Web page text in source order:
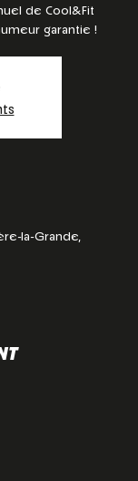
de Cool&Fit
garantie !
la-Grande,